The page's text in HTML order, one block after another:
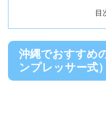
目
沖縄でおすすめ
ンプレッサー式）